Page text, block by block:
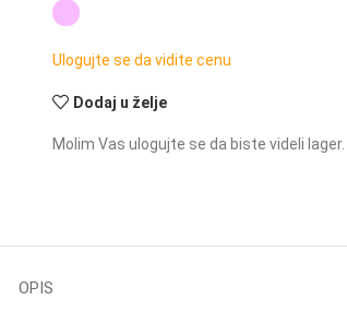
Ulogujte se da vidite cenu
Dodaj u želje
Molim Vas ulogujte se da biste videli lager.
OPIS